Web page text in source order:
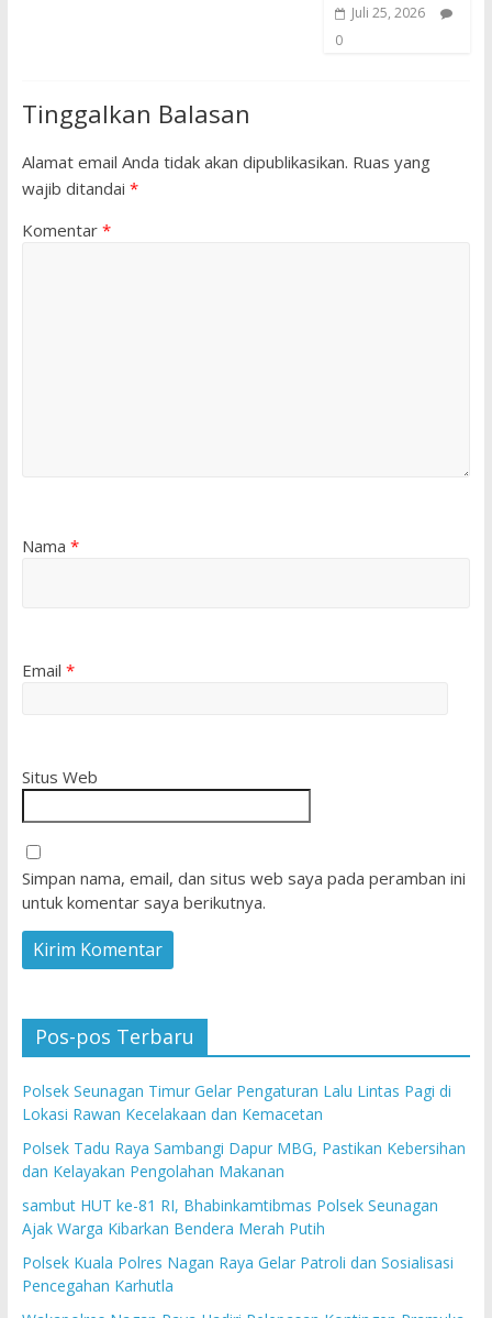
Juli 25, 2026
0
Tinggalkan Balasan
Alamat email Anda tidak akan dipublikasikan. Ruas yang
wajib ditandai *
Komentar *
Nama *
Email *
Situs Web
Simpan nama, email, dan situs web saya pada peramban ini
untuk komentar saya berikutnya.
Pos-pos Terbaru
Polsek Seunagan Timur Gelar Pengaturan Lalu Lintas Pagi di
Lokasi Rawan Kecelakaan dan Kemacetan
Polsek Tadu Raya Sambangi Dapur MBG, Pastikan Kebersihan
dan Kelayakan Pengolahan Makanan
sambut HUT ke-81 RI, Bhabinkamtibmas Polsek Seunagan
Ajak Warga Kibarkan Bendera Merah Putih
Polsek Kuala Polres Nagan Raya Gelar Patroli dan Sosialisasi
Pencegahan Karhutla